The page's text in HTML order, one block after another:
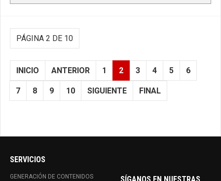
PÁGINA 2 DE 10
INICIO ANTERIOR 1 2 3 4 5 6
7 8 9 10 SIGUIENTE FINAL
SERVICIOS
GENERACIÓN DE CONTENIDOS